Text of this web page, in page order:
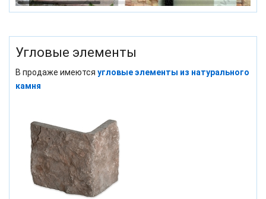
Угловые элементы
В продаже имеются угловые элементы из натурального
камня